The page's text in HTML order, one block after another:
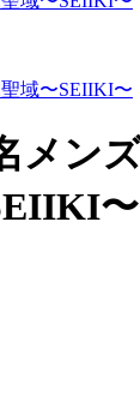
メン
〜